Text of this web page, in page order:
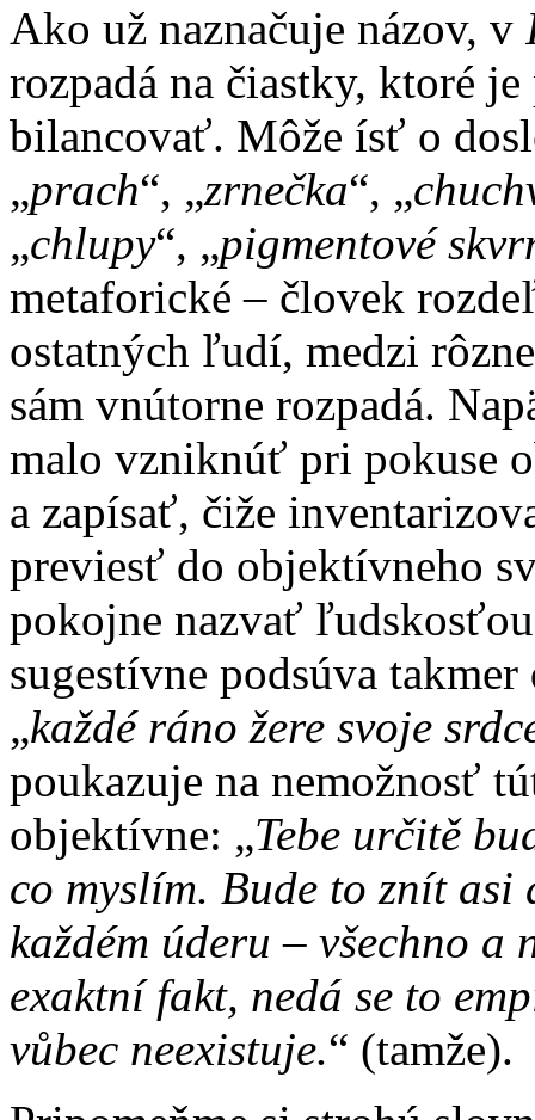
Ako už naznačuje názov, v
rozpadá na čiastky, ktoré
bilancovať. Môže ísť o
„prach“, „zrnečka“, „
„chlupy“, „pigmentové
metaforické – človek
ostatných ľudí, medzi
sám vnútorne rozpadá.
malo vzniknúť pri pokuse
a zapísať, čiže
previesť do objektívneho
pokojne nazvať
sugestívne podsúva
„každé ráno žere svoje
poukazuje na nemožnosť
objektívne: „Tebe určitě
co myslím. Bude to znít
každém úderu – všechno a
exaktní fakt, nedá se to
vůbec neexistuje.“ (tamže).